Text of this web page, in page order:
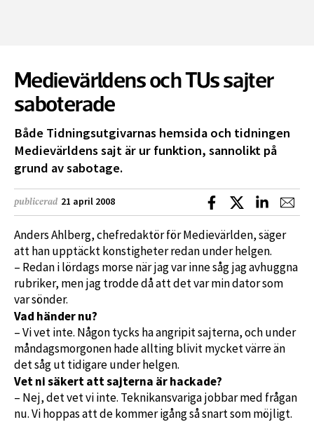
Medievärldens och TUs sajter
saboterade
Både Tidningsutgivarnas hemsida och tidningen
Medievärldens sajt är ur funktion, sannolikt på
grund av sabotage.
publicerad 21 april 2008 Dela på Facebook
Dela på XDela på
Anders Ahlberg, chefredaktör för Medievärlden, säger
att han upptäckt konstigheter redan under helgen.
– Redan i lördags morse när jag var inne såg jag avhuggna
rubriker, men jag trodde då att det var min dator som
var sönder.
Vad händer nu?
– Vi vet inte. Någon tycks ha angripit sajterna, och under
måndagsmorgonen hade allting blivit mycket värre än
det såg ut tidigare under helgen.
Vet ni säkert att sajterna är hackade?
– Nej, det vet vi inte. Teknikansvariga jobbar med frågan
nu. Vi hoppas att de kommer igång så snart som möjligt.